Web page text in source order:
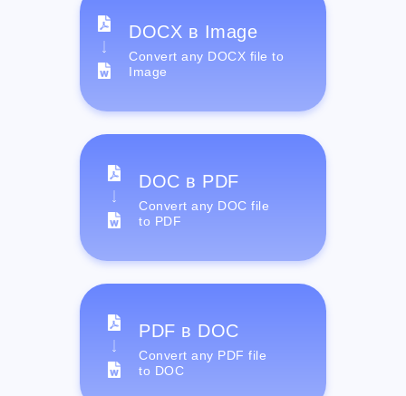
DOCX в Image
Convert any DOCX file to
Image
DOC в PDF
Convert any DOC file
to PDF
PDF в DOC
Convert any PDF file
to DOC